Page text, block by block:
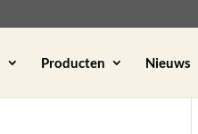
Producten Nieuws